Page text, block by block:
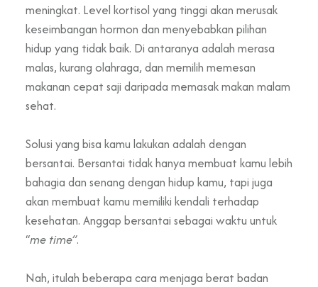
meningkat. Level kortisol yang tinggi akan merusak
keseimbangan hormon dan menyebabkan pilihan
hidup yang tidak baik. Di antaranya adalah merasa
malas, kurang olahraga, dan memilih memesan
makanan cepat saji daripada memasak makan malam
sehat.
Solusi yang bisa kamu lakukan adalah dengan
bersantai. Bersantai tidak hanya membuat kamu lebih
bahagia dan senang dengan hidup kamu, tapi juga
akan membuat kamu memiliki kendali terhadap
kesehatan. Anggap bersantai sebagai waktu untuk
“me time”.
Nah, itulah beberapa cara menjaga berat badan